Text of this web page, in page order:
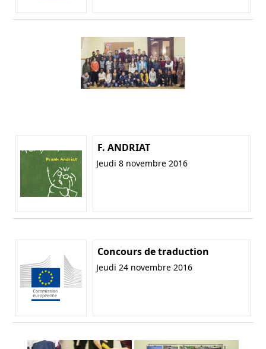
F. ANDRIAT
Jeudi 8 novembre 2016
Concours de traduction
Jeudi 24 novembre 2016